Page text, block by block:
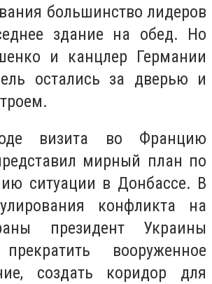
большинство лидеров
здание на обед. Но
и канцлер Германии
остались за дверью и
визита во Францию
мирный план по
ситуации в Донбассе. В
конфликта на
президент Украины
вооруженное
создать коридор для